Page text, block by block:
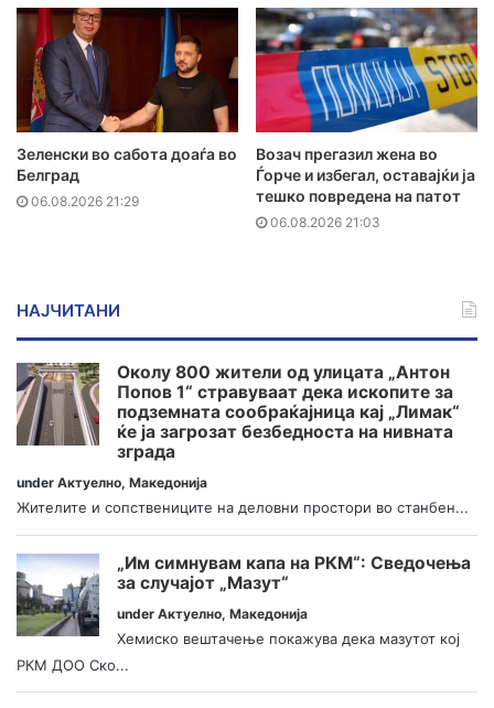
Зеленски во сабота доаѓа во
Белград
06.08.2026 21:29
Возач прегазил жена во
Ѓорче и избегал, оставајќи ја
тешко повредена на патот
06.08.2026 21:03
НАЈЧИТАНИ
Околу 800 жители од улицата „Антон
Попов 1“ стравуваат дека ископите за
подземната сообраќајница кај „Лимак“
ќе ја загрозат безбедноста на нивната
зграда
under Актуелно, Македонија
Жителите и сопствениците на деловни простори во станбен...
„Им симнувам капа на РКМ“: Сведочења
за случајот „Мазут“
under Актуелно, Македонија
Хемиско вештачење покажува дека мазутот кој
РКМ ДОО Ско...